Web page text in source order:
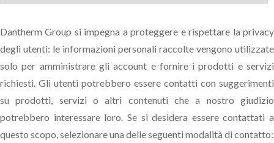
Dantherm Group si impegna a proteggere e rispettare la privacy
degli utenti: le informazioni personali raccolte vengono utilizzate
solo per amministrare gli account e fornire i prodotti e servizi
richiesti. Gli utenti potrebbero essere contatti con suggerimenti
su prodotti, servizi o altri contenuti che a nostro giudizio
potrebbero interessare loro. Se si desidera essere contattati a
questo scopo, selezionare una delle seguenti modalità di contatto: